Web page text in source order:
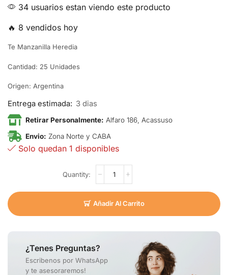
34 usuarios estan viendo este producto
🔥 8 vendidos hoy
Te Manzanilla Heredia
Cantidad: 25 Unidades
Origen: Argentina
Entrega estimada: 3 dias
Retirar Personalmente: Alfaro 186, Acassuso
Envio: Zona Norte y CABA
Solo quedan 1 disponibles
Añadir Al Carrito
¿Tenes Preguntas?
Escribenos por WhatsApp
y te asesoraremos!